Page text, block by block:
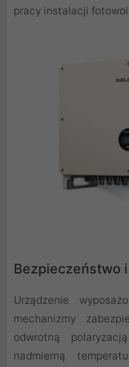
pracy instalacji
Bezpieczeństwo
Urządzenie
mechanizmy
odwrotną
nadmierną